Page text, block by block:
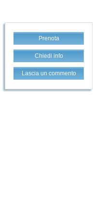
Prenota
Chiedi info
Lascia un commento